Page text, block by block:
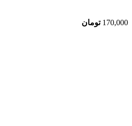
170,000 تومان